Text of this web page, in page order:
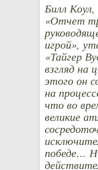
Билл
«Отчет
игрой»,
«Тайгер
взгляд на
этого он
на
что во
великие
победе…